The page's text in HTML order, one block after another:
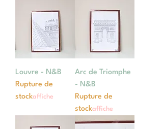
Louvre - N&B
Rupture de
stockaffiche
Arc de Triomphe
- N&B
Rupture de
stockaffiche